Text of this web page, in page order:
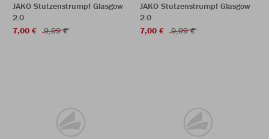
JAKO Stutzenstrumpf Glasgow
2.0
7,00 €
9,99 €
JAKO Stutzenstrumpf Glasgow
2.0
7,00 €
9,99 €